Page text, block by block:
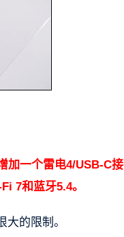
加一个雷电4/USB-C接
7和蓝牙5.4。
的限制。